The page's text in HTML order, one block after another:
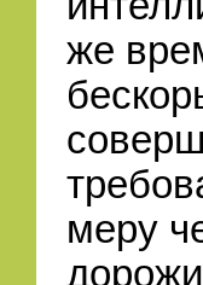
же
меру